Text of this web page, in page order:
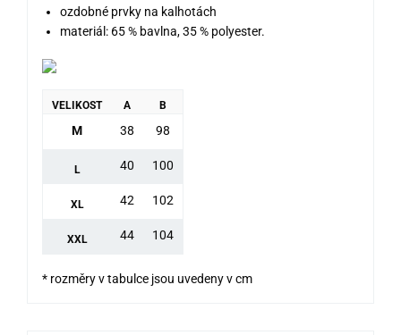
ozdobné prvky na kalhotách
materiál: 65 % bavlna, 35 % polyester.
VELIKOST A B
M 38 98
L 40 100
XL 42 102
XXL 44 104
* rozměry v tabulce jsou uvedeny v cm